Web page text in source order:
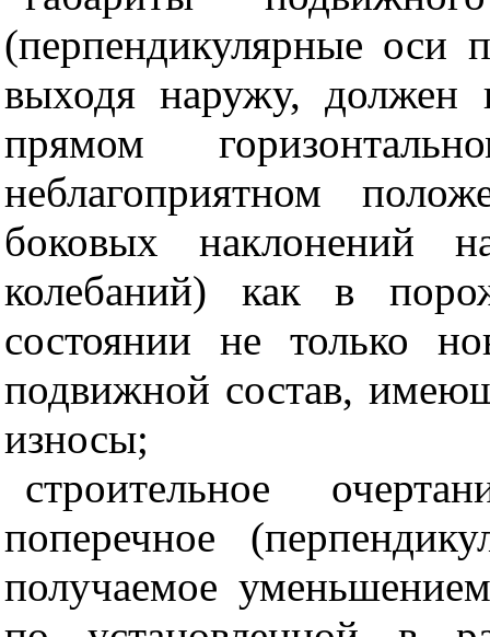
(перпендикулярные оси
выходя наружу, должен
прямом
неблагоприятном
боковых наклонений
колебаний) как в
состоянии не только
подвижной состав,
износы;
строительное
поперечное
получаемое